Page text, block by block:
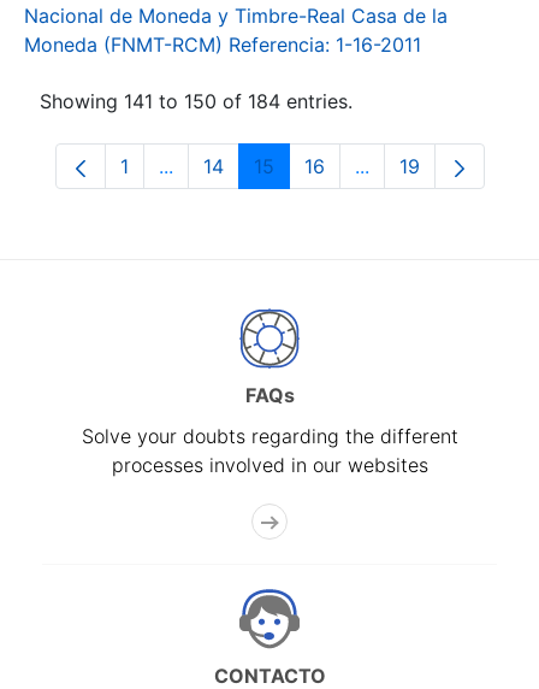
Nacional de Moneda y Timbre-Real Casa de la
Moneda (FNMT-RCM) Referencia: 1-16-2011
Showing 141 to 150 of 184 entries.
Page
1 ...Intermediate Pages Use TAB to navigate.
Page
14 Page
15 Page
16 ...Intermediate
Page
19
FAQs
Solve your doubts regarding the different
processes involved in our websites
CONTACTO